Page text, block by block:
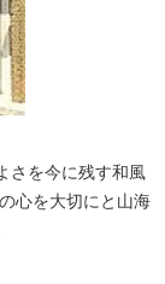
さを今に残す和風
心を大切にと山海